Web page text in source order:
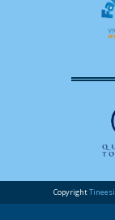
CopyrightTineesi